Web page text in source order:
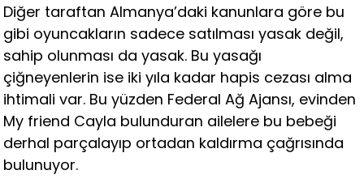
Diğer taraftan Almanya’daki kanunlara göre bu
gibi oyuncakların sadece satılması yasak değil,
sahip olunması da yasak. Bu yasağı
çiğneyenlerin ise iki yıla kadar hapis cezası alma
ihtimali var. Bu yüzden Federal Ağ Ajansı, evinden
My friend Cayla bulunduran ailelere bu bebeği
derhal parçalayıp ortadan kaldırma çağrısında
bulunuyor.